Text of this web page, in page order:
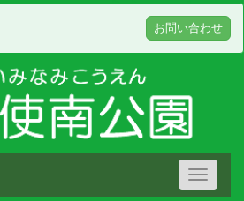
Toggle
お問い合わせ